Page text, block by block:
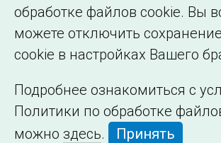
обработке файлов cookie. Вы
можете отключить
cookie в настройках Вашего
Подробнее ознакомиться с
Политики по обработке
можно здесь. Принять